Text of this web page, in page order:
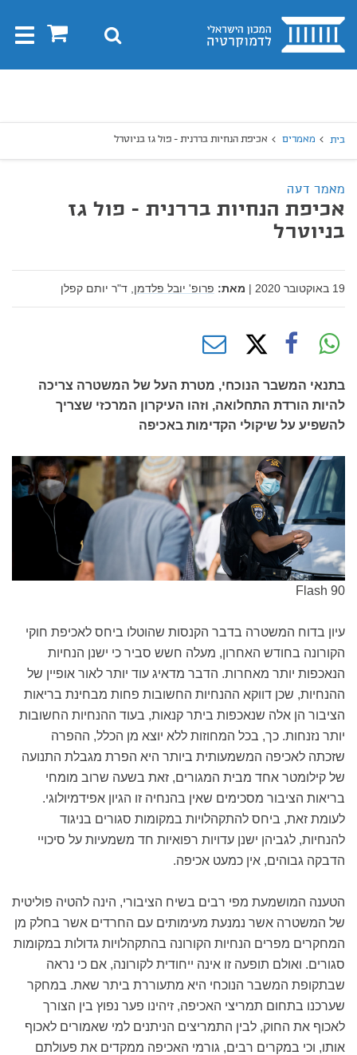
בית 0 חיפוש
בית מאמרים אכיפת הנחיות בררנית - פול גז בניוטרל
מאמר דעה
אכיפת הנחיות בררנית - פול גז
בניוטרל
19 באוקטובר 2020 | מאת: פרופ' יובל פלדמן, ד"ר יותם קפלן
בתנאי המשבר הנוכחי, מטרת העל של המשטרה צריכה
להיות הורדת התחלואה, וזהו העיקרון המרכזי שצריך
להשפיע על שיקולי הקדימות באכיפה
Flash 90
עיון בדוח המשטרה בדבר הקנסות שהוטלו ביחס לאכיפת חוקי
הקורונה בחודש האחרון, מעלה חשש סביר כי ישנן הנחיות
הנאכפות יותר מאחרות. הדבר מדאיג עוד יותר לאור אופיין של
ההנחיות, שכן דווקא ההנחיות החשובות פחות מבחינת בריאות
הציבור הן אלה שנאכפות ביתר קנאות, בעוד ההנחיות החשובות
יותר נזנחות. כך, בכל המחוזות ללא יוצא מן הכלל, ההפרה
שזכתה לאכיפה המשמעותית ביותר היא הפרת מגבלת התנועה
של קילומטר אחד מבית המגורים, זאת בשעה שרוב מומחי
בריאות הציבור מסכימים שאין בהנחיה זו הגיון אפידמיולוגי.
לעומת זאת, ביחס להתקהלויות במקומות סגורים בניגוד
להנחיות, לגביהן ישנן עדויות רפואיות חד משמעיות על סיכויי
הדבקה גבוהים, אין כמעט אכיפה.
הטענה המושמעת מפי רבים בשיח הציבורי, הינה להטיה פוליטית
של המשטרה אשר נמנעת מעימותים עם החרדים אשר בחלק מן
המחקרים מפרים הנחיות הקורונה בהתקהלויות גדולות במקומות
סגורים. ואולם תופעה זו אינה ייחודית לקורונה, אם כי נראה
שבתקופת המשבר הנוכחי היא מתעוררת ביתר שאת. במחקר
שערכנו בתחום תמריצי האכיפה, זיהינו פער נפוץ בין הצורך
לאכוף את החוק, לבין התמריצים הניתנים למי שאמורים לאכוף
אותו, וכי במקרים רבים, גורמי האכיפה ממקדים את פעולתם